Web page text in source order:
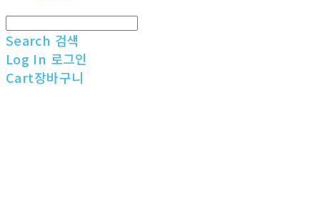
Search 검색
Log In 로그인
Cart장바구니